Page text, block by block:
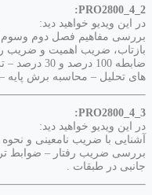
PRO2800_4_2:
در این ویدیو خواهید دید:
بررسی مفاهیم فصل دوم وسوم
بازتاب، ضریب اهمیت و ضریب
ضابطه 100
های تحلیل – محاسبه برش پایه –
PRO2800_4_3:
در این ویدیو خواهید دید:
آشنایی با ضریب نامعینی و
بررسی ضریب رفتار – ضوابط
جانبی در طبقات .